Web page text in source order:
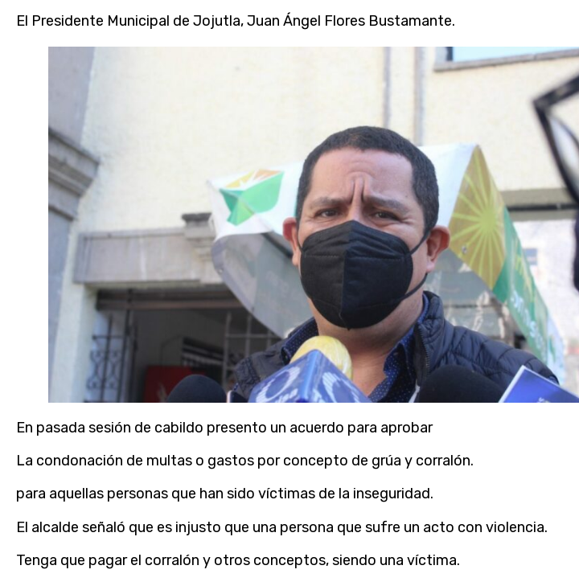
El Presidente Municipal de Jojutla, Juan Ángel Flores Bustamante.
En pasada sesión de cabildo presento un acuerdo para aprobar
La condonación de multas o gastos por concepto de grúa y corralón.
para aquellas personas que han sido víctimas de la inseguridad.
El alcalde señaló que es injusto que una persona que sufre un acto con violencia.
Tenga que pagar el corralón y otros conceptos, siendo una víctima.